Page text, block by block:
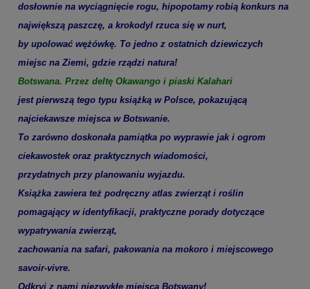
dosłownie na wyciągnięcie rogu, hipopotamy robią konkurs na
największą paszczę, a krokodyl rzuca się w nurt,
by upolować wężówkę. To jedno z ostatnich dziewiczych
miejsc na Ziemi, gdzie rządzi natura!
Botswana. Przez deltę Okawango i piaski Kalahari
jest pierwszą tego typu książką w Polsce, pokazującą
najciekawsze miejsca w Botswanie.
To zarówno doskonała pamiątka po wyprawie jak i ogrom
ciekawostek oraz praktycznych wiadomości,
przydatnych przy planowaniu wyjazdu.
Książka zawiera też podręczny atlas zwierząt i roślin
pomagający w identyfikacji, praktyczne porady dotyczące
wypatrywania zwierząt,
zachowania na safari, pakowania na mokoro i miejscowego
savoir-vivre.
Odkryj z nami niezwykłe miejsca Botswany!